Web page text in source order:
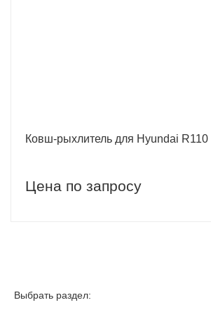
Ковш-рыхлитель для Hyundai R110
Цена по запросу
Выбрать раздел: